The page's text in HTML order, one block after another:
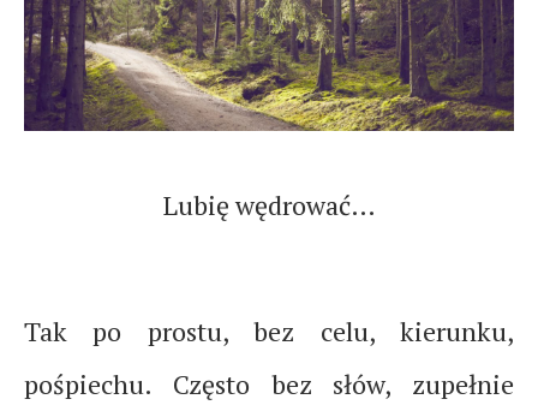
Lubię wędrować…
Tak po prostu, bez celu, kierunku,
pośpiechu. Często bez słów, zupełnie